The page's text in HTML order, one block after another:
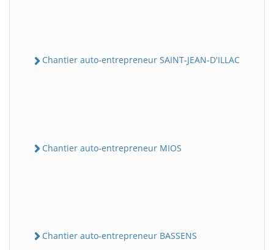
Chantier auto-entrepreneur SAINT-JEAN-D'ILLAC
Chantier auto-entrepreneur MIOS
Chantier auto-entrepreneur BASSENS